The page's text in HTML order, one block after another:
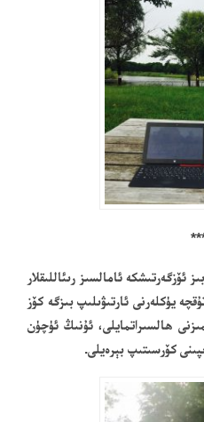
ئۆزگەرتىشكە ئامالسىز رىئاللىقلار
يۈكلەرنى ئارتىۋىلىپ بىزگە كۆز
ھالسىراتمايلى، ئۇنىڭ ئۈچۈن
كۆرسىتىپ بېرەيلى.